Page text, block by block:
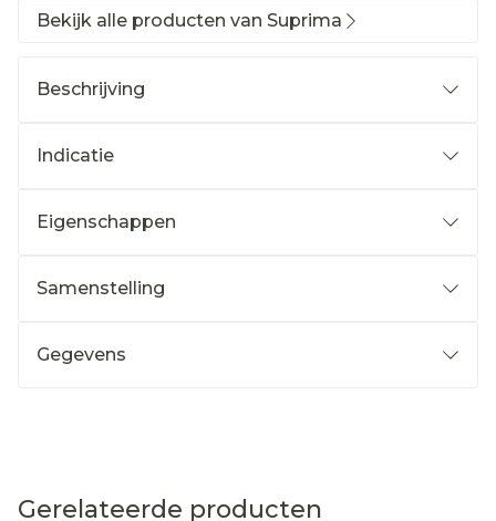
Bekijk alle producten van Suprima
Beschrijving
Indicatie
Eigenschappen
Samenstelling
Gegevens
Gerelateerde producten